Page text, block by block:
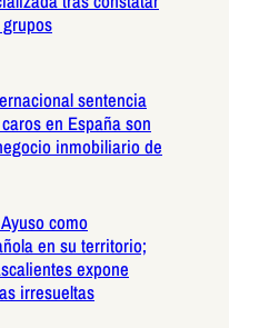
sentencia
en España son
inmobiliario de
como
en su territorio;
expone
irresueltas